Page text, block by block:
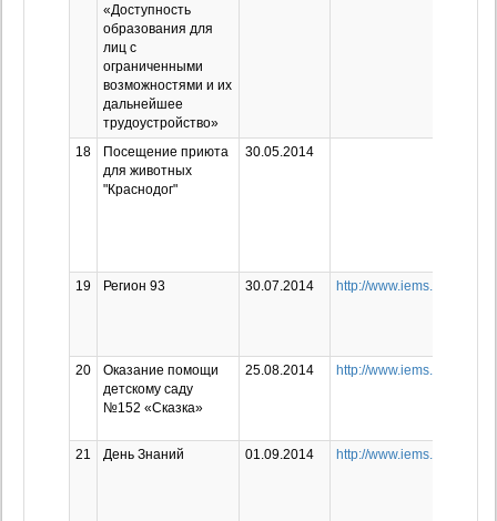
«Доступность
образования для
лиц с
ограниченными
возможностями и их
дальнейшее
трудоустройство»
18
Посещение приюта
для животных
"Краснодог"
30.05.2014
19 Регион 93 30.07.2014 http://www.iems.ru/news/
20
Оказание помощи
детскому саду
№152 «Сказка»
25.08.2014 http://www.iems.ru/news/
21 День Знаний 01.09.2014 http://www.iems.ru/news/